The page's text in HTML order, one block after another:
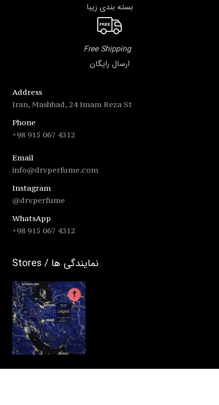
بسته بندی زیبا
Free Shipping
ارسال رایگان
Address
Iran, Mashhad, 24 Imam Reza St
Phone
+98 915 067 4312
Email
info@drvperfume.com
Instagram
@drvperfume
WhatsApp
+98 915 067 4312
Stores / نمایندگی ها